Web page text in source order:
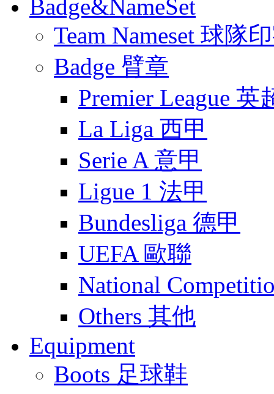
Badge&NameSet
Team Nameset 球隊
Badge 臂章
Premier League 英
La Liga 西甲
Serie A 意甲
Ligue 1 法甲
Bundesliga 德甲
UEFA 歐聯
National
Others 其他
Equipment
Boots 足球鞋